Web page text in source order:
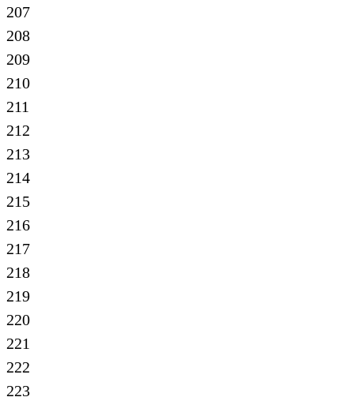
207
208
209
210
211
212
213
214
215
216
217
218
219
220
221
222
223